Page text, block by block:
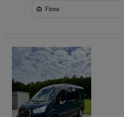
Firma